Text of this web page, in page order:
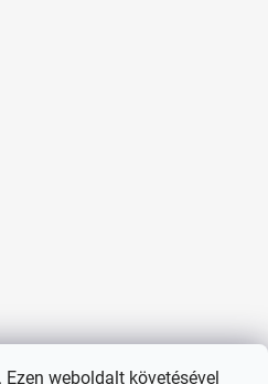
weboldalt követésével